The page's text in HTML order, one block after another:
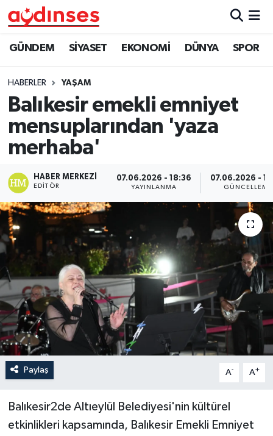
GÜNDEM SİYASET EKONOMİ DÜNYA SPOR
HABERLER YAŞAM
Balıkesir emekli emniyet
mensuplarından 'yaza
merhaba'
HABER MERKEZI
EDITÖR
07.06.2026 - 18:36
YAYINLANMA
07.06.2026 -
GÜNCELLEME
Paylaş A- A+
Balıkesir2de Altıeylül Belediyesi'nin kültürel
etkinlikleri kapsamında, Balıkesir Emekli Emniyet
GÜNDEM
SİYASET
EKONOMİ
DÜNYA
MAGAZİN
YAŞAM
Nöbetçi Eczaneler
Hava Durumu
Aydin Namaz Vakitleri
Trafik Durumu
Süper Lig Puan Durumu ve Fikstür
Tüm Manşetler
Son Dakika Haberleri
Haber Arşivi